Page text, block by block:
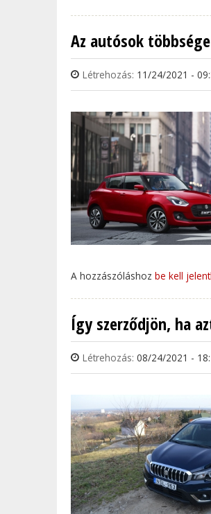
Az autósok
Létrehozás: 11/24/2021 -
A hozzászóláshoz be kell
Így szerződjön, ha
Létrehozás: 08/24/2021 -